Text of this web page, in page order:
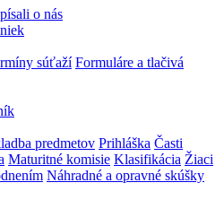
o nás
súťaží Formuláre a tlačivá
predmetov Prihláška Časti
Maturitné komisie Klasifikácia Žiaci
Náhradné a opravné skúšky